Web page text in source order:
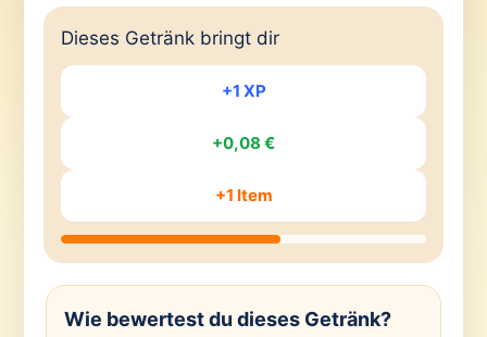
Dieses Getränk bringt dir
+1 XP
+0,08 €
+1 Item
Wie bewertest du dieses Getränk?